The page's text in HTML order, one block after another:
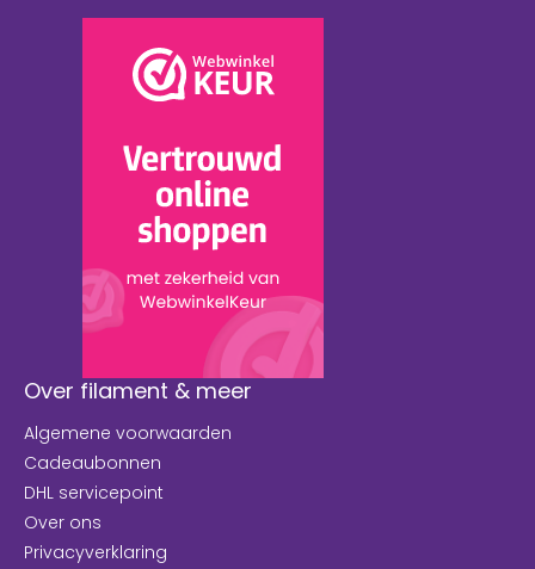
Over filament & meer
Algemene voorwaarden
Cadeaubonnen
DHL servicepoint
Over ons
Privacyverklaring